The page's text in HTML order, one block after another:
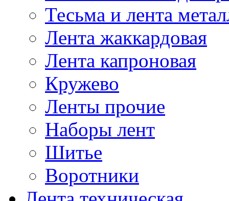
Тесьма и лента
Лента жаккардовая
Лента капроновая
Кружево
Ленты прочие
Наборы лент
Шитье
Воротники